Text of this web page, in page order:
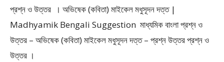
প্রশ্ন ও উত্তর । অভিষেক (কবিতা) মাইকেল মধুসূদন দত্ত |
Madhyamik Bengali Suggestion মাধ্যমিক বাংলা প্রশ্ন ও
উত্তর – অভিষেক (কবিতা) মাইকেল মধুসূদন দত্ত – প্রশ্ন উত্তর প্রশ্ন ও
উত্তর ।